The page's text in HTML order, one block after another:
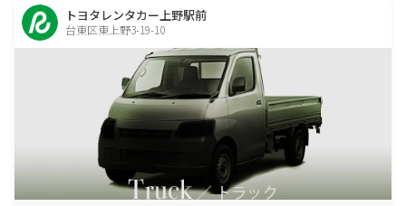
トヨタレンタカー上野駅前
台東区東上野3-19-10